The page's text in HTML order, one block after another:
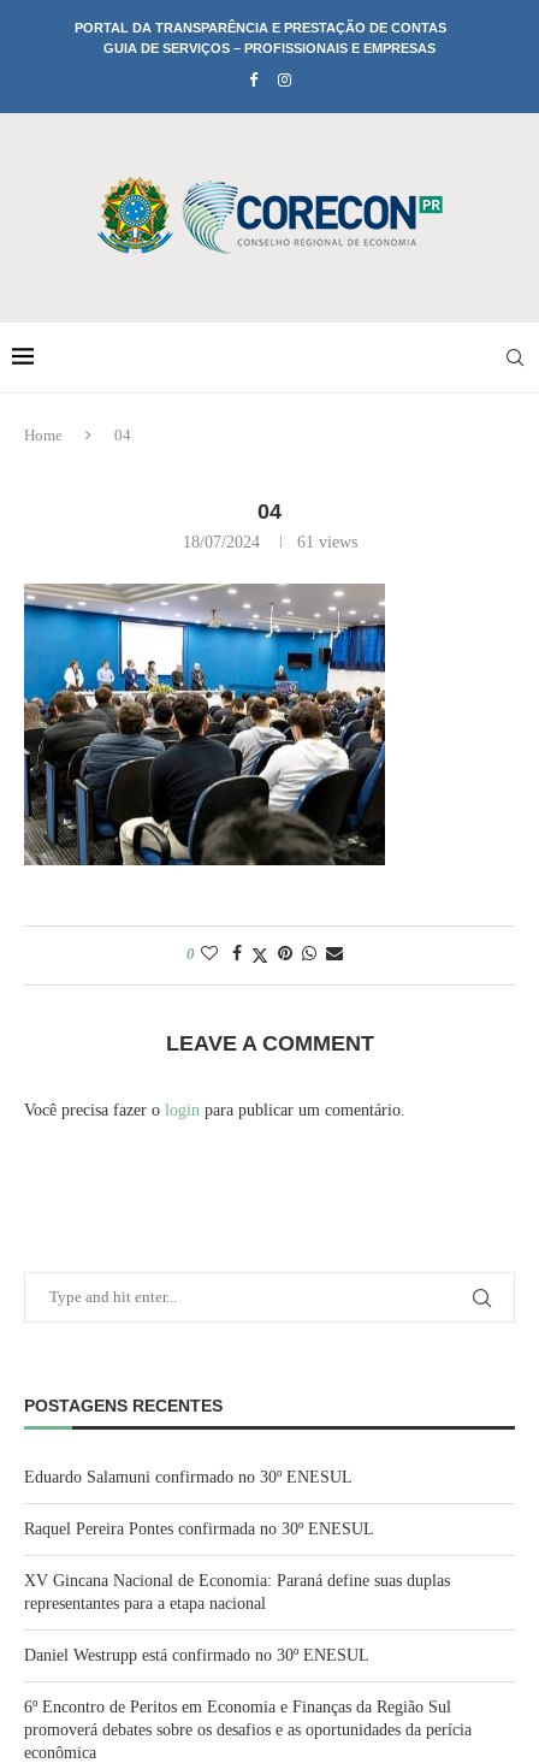
PORTAL DA TRANSPARÊNCIA E PRESTAÇÃO DE CONTAS
GUIA DE SERVIÇOS – PROFISSIONAIS E EMPRESAS
Home 04
04
18/07/2024 61 views
0
LEAVE A COMMENT
Você precisa fazer o login para publicar um comentário.
POSTAGENS RECENTES
Eduardo Salamuni confirmado no 30º ENESUL
Raquel Pereira Pontes confirmada no 30º ENESUL
XV Gincana Nacional de Economia: Paraná define suas duplas
representantes para a etapa nacional
Daniel Westrupp está confirmado no 30º ENESUL
6º Encontro de Peritos em Economia e Finanças da Região Sul
promoverá debates sobre os desafios e as oportunidades da perícia
econômica